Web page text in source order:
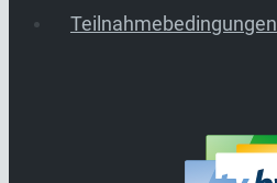
Teilnahmebedingungen